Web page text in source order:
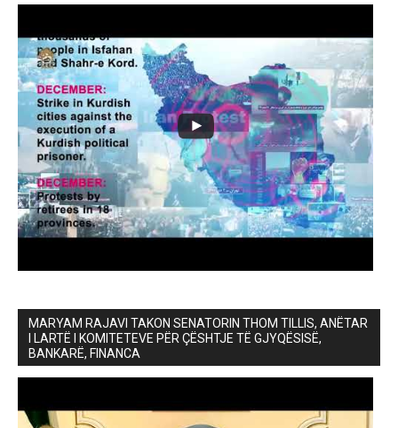
MARYAM RAJAVI TAKON SENATORIN THOM TILLIS, ANËTAR
I LARTË I KOMITETEVE PËR ÇËSHTJE TË GJYQËSISË,
BANKARË, FINANCA